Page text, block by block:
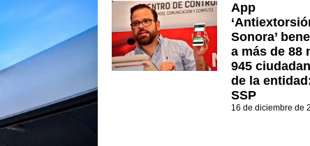
App
Sonora’
a más de 88
945
de la
SSP
16 de diciembre de